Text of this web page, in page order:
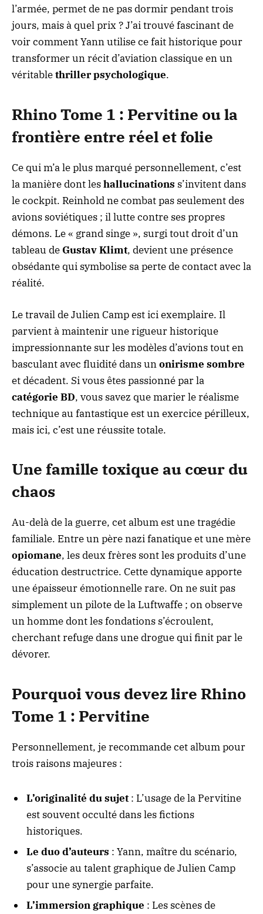
l’armée, permet de ne pas dormir pendant trois
jours, mais à quel prix ? J’ai trouvé fascinant de
voir comment Yann utilise ce fait historique pour
transformer un récit d’aviation classique en un
véritablethriller psychologique.
Rhino Tome 1 : Pervitine ou la
frontière entre réel et folie
Ce qui m’a le plus marqué personnellement, c’est
la manière dont leshallucinations s’invitent dans
le cockpit. Reinhold ne combat pas seulement des
avions soviétiques ; il lutte contre ses propres
démons. Le « grand singe », surgi tout droit d’un
tableau de Gustav Klimt, devient une présence
obsédante qui symbolise sa perte de contact avec la
réalité.
Le travail de Julien Camp est ici exemplaire. Il
parvient à maintenir une rigueur historique
impressionnante sur les modèles d’avions tout en
basculant avec fluidité dans unonirisme sombre
et décadent. Si vous êtes passionné par la
catégorie BD, vous savez que marier le réalisme
technique au fantastique est un exercice périlleux,
mais ici, c’est une réussite totale.
Une famille toxique au cœur du
chaos
Au-delà de la guerre, cet album est une tragédie
familiale. Entre un père nazi fanatique et une mère
opiomane, les deux frères sont les produits d’une
éducation destructrice. Cette dynamique apporte
une épaisseur émotionnelle rare. On ne suit pas
simplement un pilote de la Luftwaffe ; on observe
un homme dont les fondations s’écroulent,
cherchant refuge dans une drogue qui finit par le
dévorer.
Pourquoi vous devez lire Rhino
Tome 1 : Pervitine
Personnellement, je recommande cet album pour
trois raisons majeures :
L’originalité du sujet : L’usage de la Pervitine
est souvent occulté dans les fictions
historiques.
Le duo d’auteurs : Yann, maître du scénario,
s’associe au talent graphique de Julien Camp
pour une synergie parfaite.
L’immersion graphique : Les scènes de